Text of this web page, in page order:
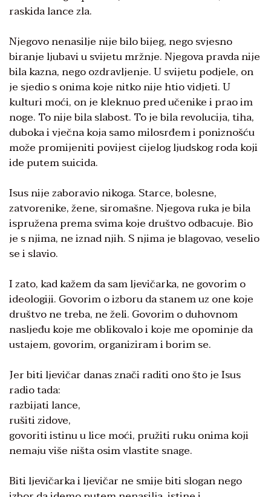
raskida lance zla.
Njegovo nenasilje nije bilo bijeg, nego svjesno
biranje ljubavi u svijetu mržnje. Njegova pravda nije
bila kazna, nego ozdravljenje. U svijetu podjele, on
je sjedio s onima koje nitko nije htio vidjeti. U
kulturi moći, on je kleknuo pred učenike i prao im
noge. To nije bila slabost. To je bila revolucija, tiha,
duboka i vječna koja samo milosrđem i poniznošću
može promijeniti povijest cijelog ljudskog roda koji
ide putem suicida.
Isus nije zaboravio nikoga. Starce, bolesne,
zatvorenike, žene, siromašne. Njegova ruka je bila
ispružena prema svima koje društvo odbacuje. Bio
je s njima, ne iznad njih. S njima je blagovao, veselio
se i slavio.
I zato, kad kažem da sam ljevičarka, ne govorim o
ideologiji. Govorim o izboru da stanem uz one koje
društvo ne treba, ne želi. Govorim o duhovnom
nasljeđu koje me oblikovalo i koje me opominje da
ustajem, govorim, organiziram i borim se.
Jer biti ljevičar danas znači raditi ono što je Isus
radio tada:
razbijati lance,
rušiti zidove,
govoriti istinu u lice moći, pružiti ruku onima koji
nemaju više ništa osim vlastite snage.
Biti ljevičarka i ljevičar ne smije biti slogan nego